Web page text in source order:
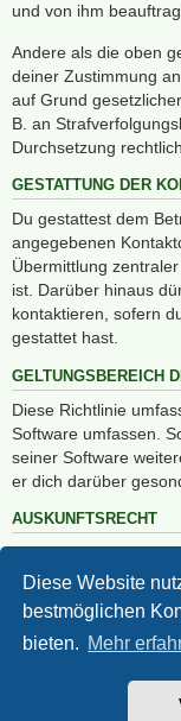
Diese Website
bestmöglichen
bieten. Mehr
und von ihm
Andere als die oben
deiner Zustimmung
auf Grund
B. an
Durchsetzung
GESTATTUNG DER
Du gestattest dem
angegebenen
Übermittlung
ist. Darüber hinaus
kontaktieren, sofern
gestattet hast.
GELTUNGSBEREICH
Diese Richtlinie
Software umfassen.
seiner Software
er dich darüber
AUSKUNFTSRECHT
Der Betreiber erteilt
dich gespeichert sind.
Du kannst jederzeit
verlangen.